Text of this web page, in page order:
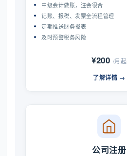
中级会计做账，注会很合
记账、报税、发票全流程管理
定期推送财务报表
及时预警税务风险
¥200 /月起
了解详情 →
公司注册